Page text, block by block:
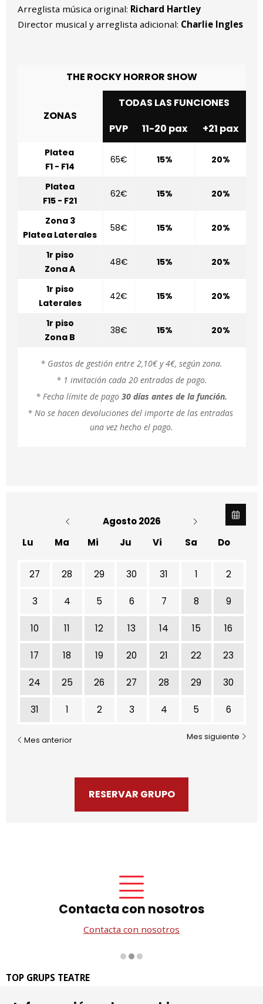
Arreglista música original: Richard Hartley
Director musical y arreglista adicional: Charlie Ingles
THE ROCKY HORROR SHOW
ZONAS
TODAS LAS FUNCIONES
PVP
11-20 pax +21 pax
Platea
F1 - F14
65€ 15% 20%
Platea
F15 - F21
62€ 15% 20%
Zona 3
Platea Laterales
58€ 15% 20%
1r piso
Zona A
48€ 15% 20%
1r piso
Laterales
42€ 15% 20%
1r piso
Zona B
38€ 15% 20%
* Gastos de gestión entre 2,10€ y 4€, según zona.
* 1 invitación cada 20 entradas de pago.
* Fecha límite de pago 30 días antes de la función.
* No se hacen devoluciones del importe de las entradas
una vez hecho el pago.
Agosto 2026
Lu
Ma Mi Ju Vi Sa Do
No hay ninguna actividad este mes
27 28 29 30 31 1 2
3 4 5 6 7 8 9
10 11 12 13 14 15 16
17 18 19 20 21 22 23
24 25 26 27 28 29 30
31 1 2 3 4 5 6
Mes anterior Mes siguiente
RESERVAR GRUPO
Contacta con nosotros
Contacta con nosotros
TOP GRUPS TEATRE